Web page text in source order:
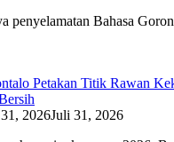
Bahasa
Petakan Titik Rawan
2026Juli 31, 2026